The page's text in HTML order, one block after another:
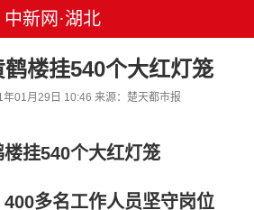
中新网·湖北
楼挂540个大红灯笼
01月29日 10:46 来源：楚天都市报
挂540个大红灯笼
多名工作人员坚守岗位